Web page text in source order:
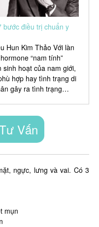
bước điều trị chuẩn y
Hun Kim Thảo Với làn
“nam tính”
hoạt của nam giới,
hợp hay tình trạng di
gây ra tình trạng…
Vấn
ngực, lưng và vai. Có 3
mụn